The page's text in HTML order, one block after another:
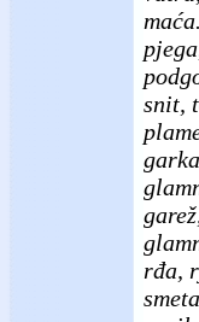
snit,
rđa,